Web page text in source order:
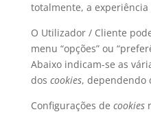
totalmente, a experiência
O Utilizador / Cliente
menu “opções” ou
Abaixo indicam-se as
dos cookies, dependendo
Configurações de cookies